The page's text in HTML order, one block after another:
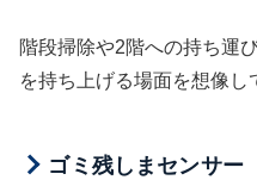
階段掃除や2階への持ち運
を持ち上げる場面を想像し
ゴミ残しまセンサー